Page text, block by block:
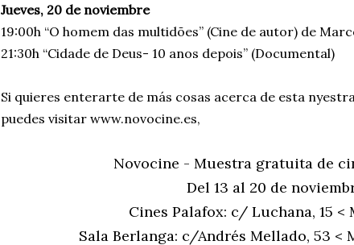
Jueves, 20 de noviembre
19:00h “O homem das multidões” (Cine de autor) de
21:30h “Cidade de Deus- 10 anos depois” (Documental)
Si quieres enterarte de más cosas acerca de esta
puedes visitar www.novocine.es,
Novocine - Muestra gratuita de
Del 13 al 20 de
Cines Palafox: c/ Luchana, 15 <
Sala Berlanga: c/Andrés Mellado, 53 <